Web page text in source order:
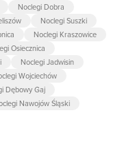
Noclegi Dobra
Noclegi Suszki
Noclegi Kraszowice
Osiecznica
Noclegi Jadwisin
Wojciechów
Dębowy Gaj
Nawojów Śląski